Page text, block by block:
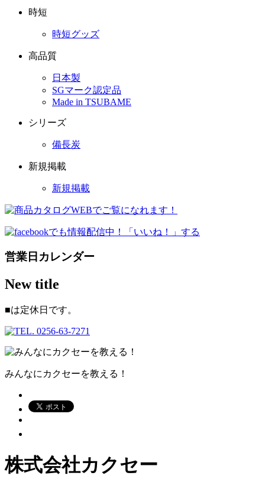
時短
時短グッズ
高品質
日本製
SGマーク認定品
Made in TSUBAME
シリーズ
備長炭
新規掲載
新規掲載
営業日カレンダー
New title
■は定休日です。
みんなにカクセーを教える！
株式会社カクセー